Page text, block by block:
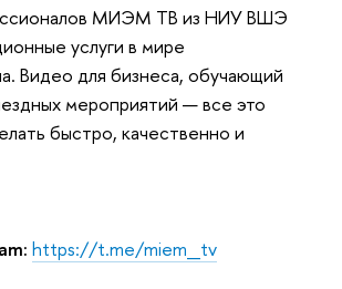
МИЭМ ТВ из НИУ ВШЭ
услуги в мире
Видео для бизнеса, обучающий
мероприятий — все это
быстро, качественно и
https://t.me/miem_tv